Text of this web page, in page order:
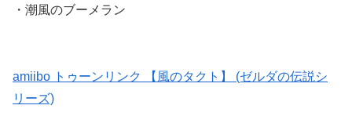
・潮風のブーメラン
amiibo トゥーンリンク 【風のタクト】 (ゼルダの伝説シ
リーズ)